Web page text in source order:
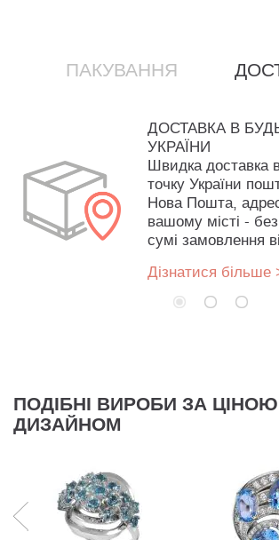
ПАКУВАННЯ
ДОСТАВКА В
УКРАЇНИ
Швидка доставка
точку України
Нова Пошта,
вашому місті -
сумі замовлення
Дізнатися більше
ПОДІБНІ ВИРОБИ ЗА
ДИЗАЙНОМ